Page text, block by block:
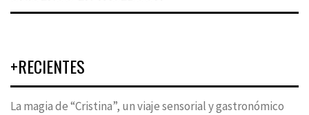
+RECIENTES
La magia de “Cristina”, un viaje sensorial y gastronómico